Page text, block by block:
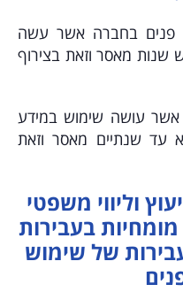
פנים בחברה אשר עשה
שנות מאסר וזאת בצירוף
עושה שימוש במידע
עד שנתיים מאסר וזאת
וליווי משפטי
בעבירות
של שימוש